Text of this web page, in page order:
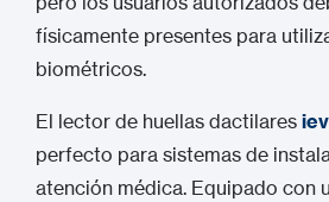
físicamente presentes para
biométricos.
El lector de huellas dactilares
perfecto para sistemas de
atención médica. Equipado con